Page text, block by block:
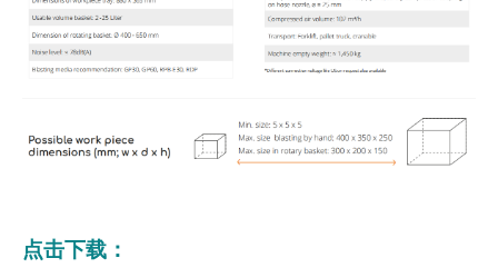
点击下载：